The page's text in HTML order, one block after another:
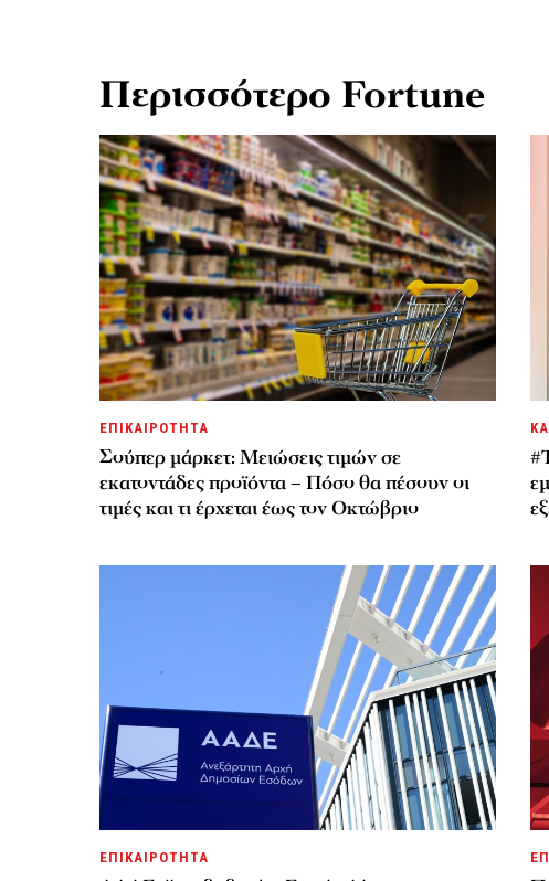
Περισσότερο Fortune
ΕΠΙΚΑΙΡΟΤΗΤΑ
Σούπερ μάρκετ: Μειώσεις τιμών σε
εκατοντάδες προϊόντα – Πόσο θα πέσουν οι
τιμές και τι έρχεται έως τον Οκτώβριο
ΕΠΙΚΑΙΡΟΤΗΤΑ